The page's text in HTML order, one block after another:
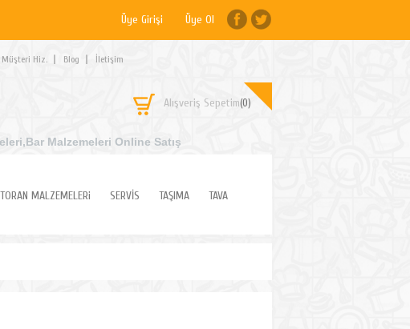
Üye Girişi Üye Ol
Müşteri Hiz. Blog İletişim
Alışveriş Sepetim(0)
Malzemeleri Online Satış
MALZEMELERi SERVİS TAŞIMA TAVA